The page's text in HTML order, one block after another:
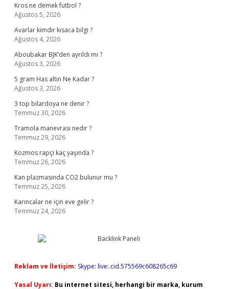
Kros ne demek futbol ?
Ağustos 5, 2026
Avarlar kimdir kısaca bilgi ?
Ağustos 4, 2026
Aboubakar BJK’den ayrıldı mı ?
Ağustos 3, 2026
5 gram Has altın Ne Kadar ?
Ağustos 3, 2026
3 top bilardoya ne denir ?
Temmuz 30, 2026
Tramola manevrası nedir ?
Temmuz 29, 2026
Kozmos rapçi kaç yaşında ?
Temmuz 26, 2026
Kan plazmasında CO2 bulunur mu ?
Temmuz 25, 2026
Karıncalar ne için eve gelir ?
Temmuz 24, 2026
Reklam ve İletişim: Skype: live:.cid.575569c608265c69
Yasal Uyarı: Bu internet sitesi, herhangi bir marka, kurum